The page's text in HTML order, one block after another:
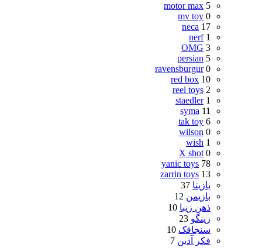
motor max 5
mv toy 0
neca 17
nerf 1
OMG 3
persian 5
ravensburgur 0
red box 10
reel toys 2
staedler 1
syma 11
tak toy 6
wilson 0
wish 1
X shot 0
yanic toys 78
zarrin toys 13
بازیتا 37
بازیمن 12
ذهن زیبا 10
زینگو 23
سنجاقک 10
فکر آذین 7